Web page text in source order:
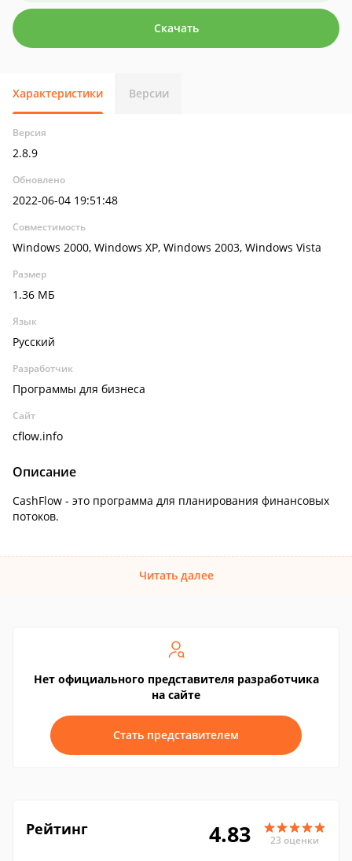
Скачать
Характеристики Версии
Версия
2.8.9
Обновлено
2022-06-04 19:51:48
Совместимость
Windows 2000, Windows XP, Windows 2003, Windows Vista
Размер
1.36 МБ
Язык
Русский
Разработчик
Программы для бизнеса
Сайт
cflow.info
Описание
CashFlow - это программа для планирования финансовых
потоков.
Читать далее
Нет официального представителя разработчика
на сайте
Стать представителем
Рейтинг 4.83 23 оценки